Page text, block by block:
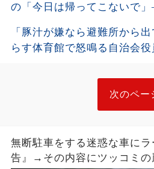
の「今日は帰ってこないで
ると…
「豚汁が嫌なら避難所から
らす体育館で怒鳴る自治会
次のペー
無断駐車をする迷惑な車に
告』→その内容にツッコミの